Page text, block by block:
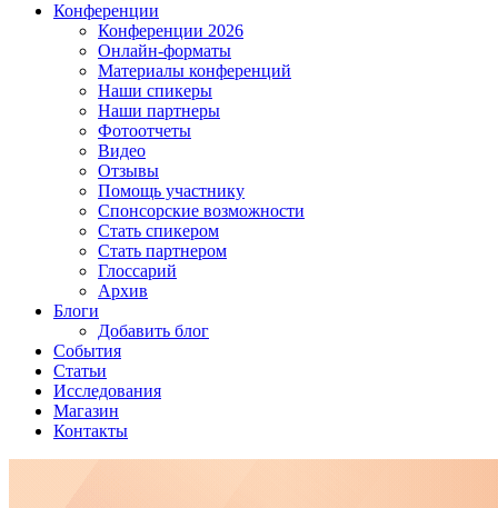
Конференции
Конференции 2026
Онлайн-форматы
Материалы конференций
Наши спикеры
Наши партнеры
Фотоотчеты
Видео
Отзывы
Помощь участнику
Спонсорские возможности
Стать спикером
Стать партнером
Глоссарий
Архив
Блоги
Добавить блог
События
Статьи
Исследования
Магазин
Контакты